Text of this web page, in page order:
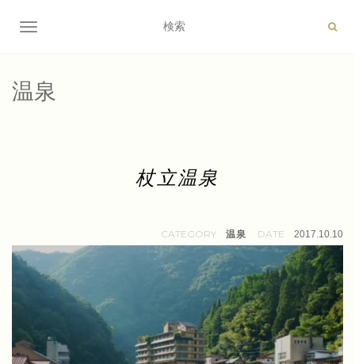
ナビゲーション切り替え
温泉
杖立温泉
温泉 2017.10.10